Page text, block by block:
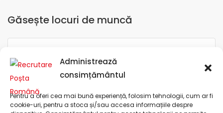
Administrează
consimțământul
Pentru a oferi cea mai bună experiență, folosim tehnologii, cum ar fi
cookie-uri, pentru a stoca și/sau accesa informațiile despre
Găsește locuri de muncă
Alba